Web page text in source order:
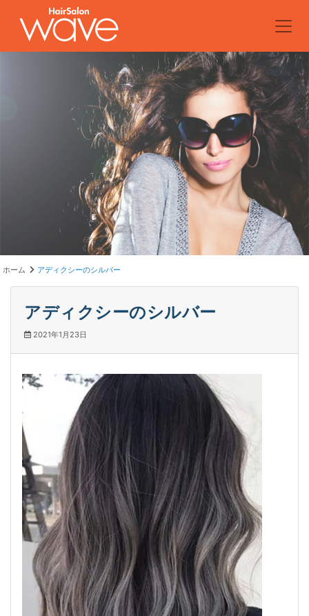
ホーム アディクシーのシルバー
アディクシーのシルバー
2021年1月23日